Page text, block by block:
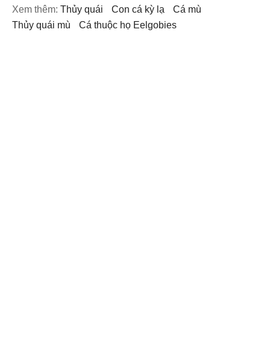
Xem thêm: thủy quái con cá kỳ lạ
cá mù
thủy quái mù
cá thuộc họ Eelgobies